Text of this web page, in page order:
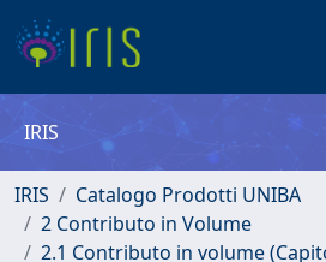
IRIS
IRIS
Catalogo Prodotti UNIBA
2 Contributo in Volume
2.1 Contributo in volume